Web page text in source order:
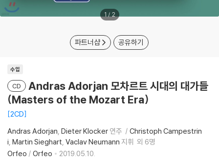
1 / 2
파트너샵 공유하기
수입
CD
Andras Adorjan 모차르트 시대의 대가들
(Masters of the Mozart Era)
2CD
Andras Adorjan Dieter Klocker 연주
Christoph Campestrin
i Martin Sieghart Vaclav Neumann 지휘 외 6명
Orfeo / Orfeo
2019.05.10.